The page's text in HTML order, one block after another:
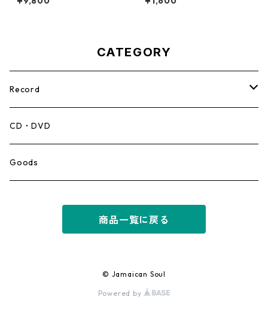
CATEGORY
Record
Mento,Calypso,Ballad
Ska
CD・DVD
Goods
商品一覧に戻る
© Jamaican Soul
Powered by